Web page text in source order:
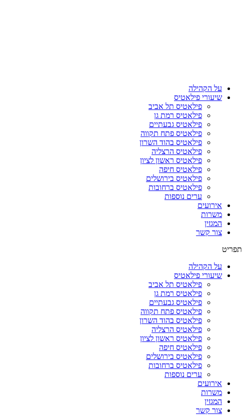
על הקהילה
שיעורי פילאטיס
פילאטיס תל אביב
פילאטיס רמת גן
פילאטיס גבעתיים
פילאטיס פתח תקווה
פילאטיס בהוד השרון
פילאטיס הרצליה
פילאטיס ראשון לציון
פילאטיס חיפה
פילאטיס בירושלים
פילאטיס ברחובות
ערים נוספות
אירועים
משרות
המגזין
צור קשר
תפריט
על הקהילה
שיעורי פילאטיס
פילאטיס תל אביב
פילאטיס רמת גן
פילאטיס גבעתיים
פילאטיס פתח תקווה
פילאטיס בהוד השרון
פילאטיס הרצליה
פילאטיס ראשון לציון
פילאטיס חיפה
פילאטיס בירושלים
פילאטיס ברחובות
ערים נוספות
אירועים
משרות
המגזין
צור קשר